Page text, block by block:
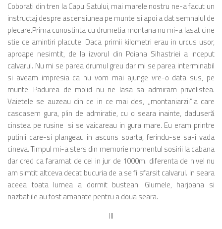
Coborati din tren la Capu Satului, mai marele nostru ne-a facut un
instructaj despre ascensiunea pe munte si apoi a dat semnalul de
plecare.Prima cunostinta cu drumetia montana nu mi-a lasat cine
stie ce amintiri placute. Daca primii kilometri erau in urcus usor,
aproape nesimtit, de la izvorul din Poiana Sihastriei a inceput
calvarul. Nu mi se parea drumul greu dar mi se parea interminabil
si aveam impresia ca nu vom mai ajunge vre-o data sus, pe
munte. Padurea de molid nu ne lasa sa admiram privelistea.
Vaietele se auzeau din ce in ce mai des, ,,montaniarzii”la care
cascasem gura, plin de admiratie, cu o seara inainte, daduseră
cinstea pe rusine si se vaicareau in gura mare. Eu eram printre
putinii care-si plangeau in ascuns soarta, ferindu-se sa-i vada
cineva. Timpul mi-a sters din memorie momentul sosirii la cabana
dar cred ca faramat de cei in jur de 1000m. diferenta de nivel nu
am simtit altceva decat bucuria de a se fi sfarsit calvarul. In seara
aceea toata lumea a dormit bustean. Glumele, harjoana si
nazbatiile au fost amanate pentru a doua seara.
III